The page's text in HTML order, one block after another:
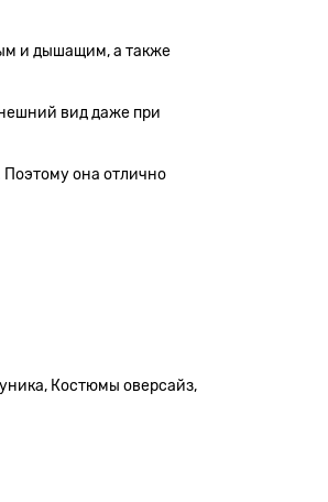
и дышащим, а также
вид даже при
она отлично
Костюмы оверсайз,